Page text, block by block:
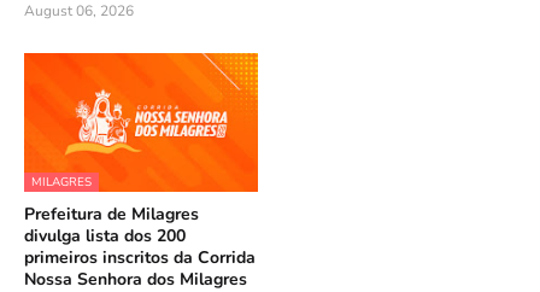
August 06, 2026
MILAGRES
Prefeitura de Milagres
divulga lista dos 200
primeiros inscritos da Corrida
Nossa Senhora dos Milagres